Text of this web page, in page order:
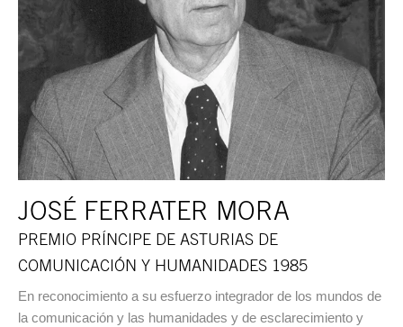
JOSÉ FERRATER MORA
PREMIO PRÍNCIPE DE ASTURIAS DE
COMUNICACIÓN Y HUMANIDADES 1985
En reconocimiento a su esfuerzo integrador de los mundos de
la comunicación y las humanidades y de esclarecimiento y